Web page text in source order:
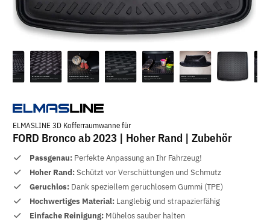
ELMASLINE 3D Kofferraumwanne für
FORD Bronco ab 2023 | Hoher Rand | Zubehör
Passgenau: Perfekte Anpassung an Ihr Fahrzeug!
Hoher Rand:Schützt vor Verschüttungen und Schmutz
Geruchlos: Dank speziellem geruchlosem Gummi (TPE)
Hochwertiges Material: Langlebig und strapazierfähig
Einfache Reinigung: Mühelos sauber halten